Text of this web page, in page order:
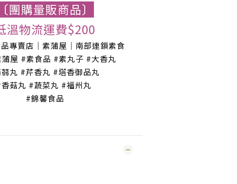
〔團購量販商品〕
溫物流運費$200
專賣店｜素蒲屋｜南部連鎖素食
屋 #素食品 #素丸子 #大香丸
丸 #芹香丸 #塔香御品丸
菇丸 #蔬菜丸 #福州丸
#錦馨食品